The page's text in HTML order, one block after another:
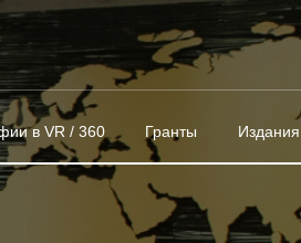
в VR / 360 Гранты Издания